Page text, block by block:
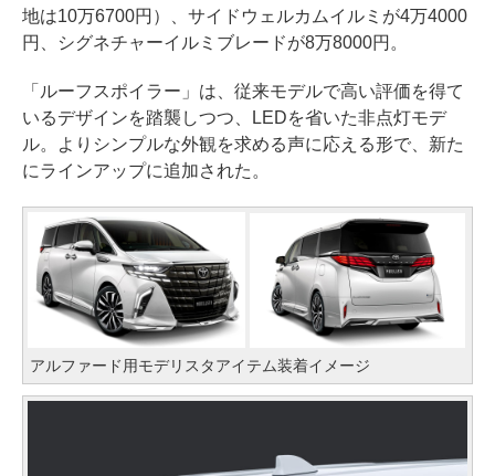
地は10万6700円）、サイドウェルカムイルミが4万4000
円、シグネチャーイルミブレードが8万8000円。
「ルーフスポイラー」は、従来モデルで高い評価を得て
いるデザインを踏襲しつつ、LEDを省いた非点灯モデ
ル。よりシンプルな外観を求める声に応える形で、新た
にラインアップに追加された。
アルファード用モデリスタアイテム装着イメージ